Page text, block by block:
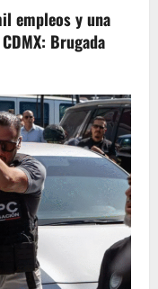
empleos y una
Brugada